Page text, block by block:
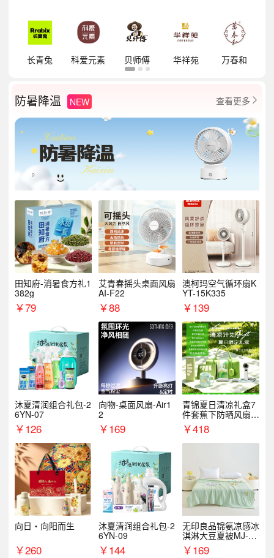
长青兔 科爱元素 贝师傅 华祥苑 万春和
防暑降温 NEW 查看更多 
田知府-消暑食方礼1
382g
￥79
艾青春摇头桌面风扇
AI-F22
￥88
澳柯玛空气循环扇K
YT-15K335
￥139
沐夏清润组合礼包-2
6YN-07
￥126
向物-桌面风扇-Air1
2
￥169
青锦夏日清凉礼盒7
件套蕉下防晒风扇员
工福利端午伴手礼企
业定制
￥418
向日・向阳而生
￥260
沐夏清润组合礼包-2
6YN-09
￥144
无印良品锦氨凉感冰
淇淋大豆夏被MJ-B2
025-0193
￥169